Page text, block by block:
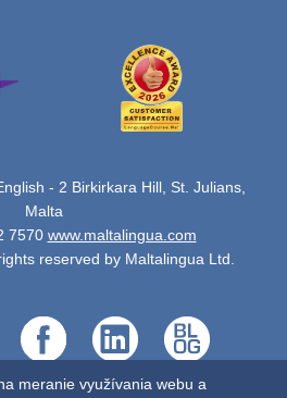
- 2 Birkirkara Hill, St. Julians,
Malta
7570 www.maltalingua.com
reserved by Maltalingua Ltd.
meranie využívania webu a